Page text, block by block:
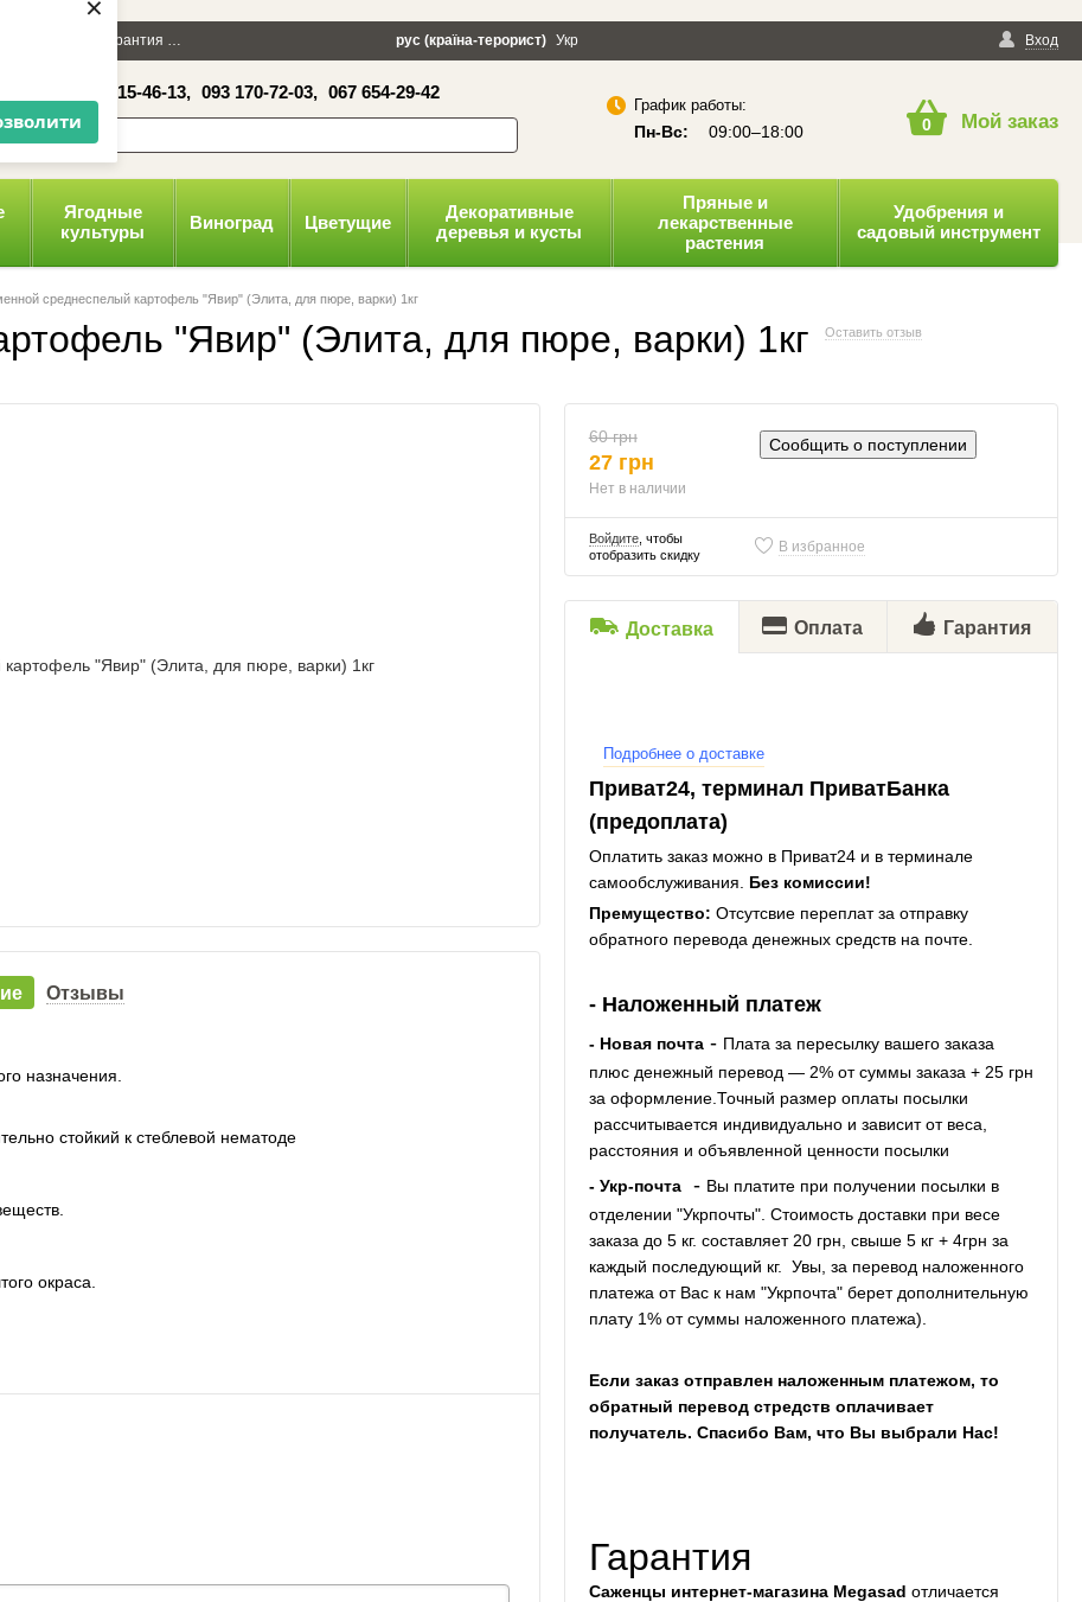
×
100 грн Гарантия Оплата и доставка Политика конфиденциальности Вход
рус (країна-терорист) Укр
050 515-46-13, 093 170-72-03, 067 654-29-42
График работы:
Пн-Вс: 09:00–18:00 0 Мой заказ
Ягодные
культуры
Виноград Цветущие
Декоративные
деревья и кусты
Пряные и
лекарственные
растения
Удобрения и
садовый инструмент
среднеспелый картофель "Явир" (Элита, для пюре, варки) 1кг
"Явир" (Элита, для пюре, варки) 1кг Оставить отзыв
Отзывы
назначения.
стойкий к стеблевой нематоде
окраса.
60 грн
27 грн
Нет в наличии
Сообщить о поступлении
Войдите, чтобы
отобразить скидку
В избранное
Доставка Оплата Гарантия
Подробнее о доставке
Приват24, терминал ПриватБанка
(предоплата)
Оплатить заказ можно в Приват24 и в терминале
самообслуживания. Без комиссии!
Премущество: Отсутсвие переплат за отправку
обратного перевода денежных средств на почте.
- Наложенный платеж
- Новая почта- Плата за пересылку вашего заказа
плюс денежный перевод — 2% от суммы заказа + 25 грн
за оформление.Точный размер оплаты посылки
рассчитывается индивидуально и зависит от веса,
расстояния и объявленной ценности посылки
- Укр-почта- Вы платите при получении посылки в
отделении "Укрпочты". Стоимость доставки при весе
заказа до 5 кг. составляет 20 грн, свыше 5 кг + 4грн за
каждый последующий кг. Увы, за перевод наложенного
платежа от Вас к нам "Укрпочта" берет дополнительную
плату 1% от суммы наложенного платежа).
Если заказ отправлен наложенным платежом, то
обратный перевод стредств оплачивает
получатель. Спасибо Вам, что Вы выбрали Нас!
Гарантия
Саженцы интернет-магазина Megasad отличается